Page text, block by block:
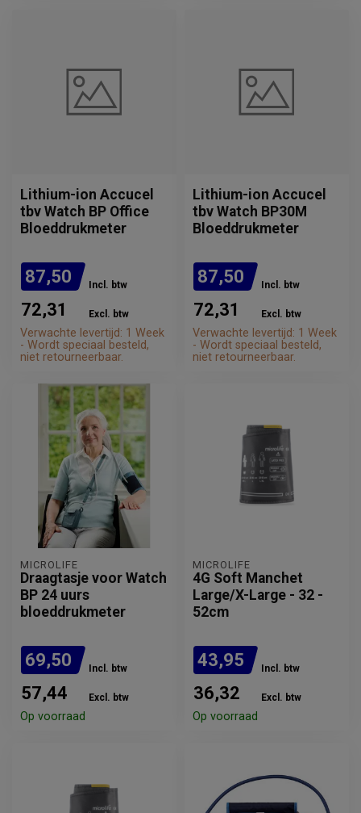
Lithium-ion Accucel
tbv Watch BP Office
Bloeddrukmeter
87,50 Incl. btw
72,31 Excl. btw
Verwachte levertijd: 1 Week
- Wordt speciaal besteld,
niet retourneerbaar.
Lithium-ion Accucel
tbv Watch BP30M
Bloeddrukmeter
87,50 Incl. btw
72,31 Excl. btw
Verwachte levertijd: 1 Week
- Wordt speciaal besteld,
niet retourneerbaar.
MICROLIFE
Draagtasje voor Watch
BP 24 uurs
bloeddrukmeter
69,50 Incl. btw
57,44 Excl. btw
Op voorraad
MICROLIFE
4G Soft Manchet
Large/X-Large - 32 -
52cm
43,95 Incl. btw
36,32 Excl. btw
Op voorraad